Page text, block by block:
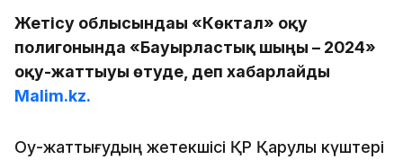
Жетісу облысындағы «Көктал» оқу
полигонында «Бауырластық шыңы – 2024»
оқу-жаттығуы өтуде, деп хабарлайды
Malim.kz.
Оқу-жаттығудың жетекшісі ҚР Қарулы күштері